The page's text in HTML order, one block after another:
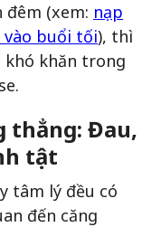
(xem: nạp
buổi tối), thì
khó khăn trong
thẳng: Đau,
tật
tâm lý đều có
đến căng